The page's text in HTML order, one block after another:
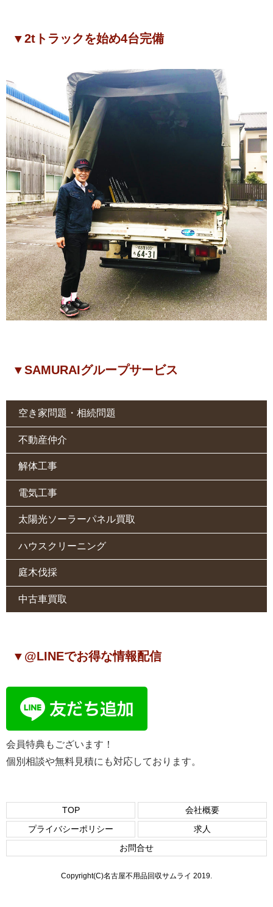
▼2tトラックを始め4台完備
▼SAMURAIグループサービス
空き家問題・相続問題
不動産仲介
解体工事
電気工事
太陽光ソーラーパネル買取
ハウスクリーニング
庭木伐採
中古車買取
▼@LINEでお得な情報配信
会員特典もございます！
個別相談や無料見積にも対応しております。
TOP
会社概要
プライバシーポリシー
求人
お問合せ
Copyright(C)名古屋不用品回収サムライ 2019.